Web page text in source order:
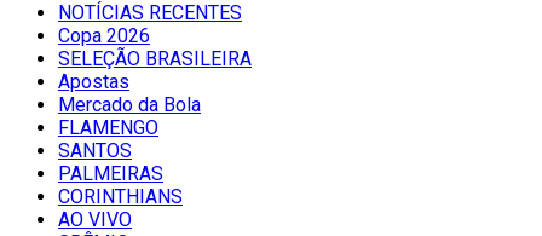
NOTÍCIAS RECENTES
Copa 2026
SELEÇÃO BRASILEIRA
Apostas
Mercado da Bola
FLAMENGO
SANTOS
PALMEIRAS
CORINTHIANS
AO VIVO